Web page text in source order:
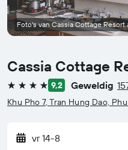
Cassia Cottage
4 sterren 9,2 Geweldig
Khu Pho 7, Tran Hung Dao,
vr 14-8
Foto's van Cassia Cottage Resort